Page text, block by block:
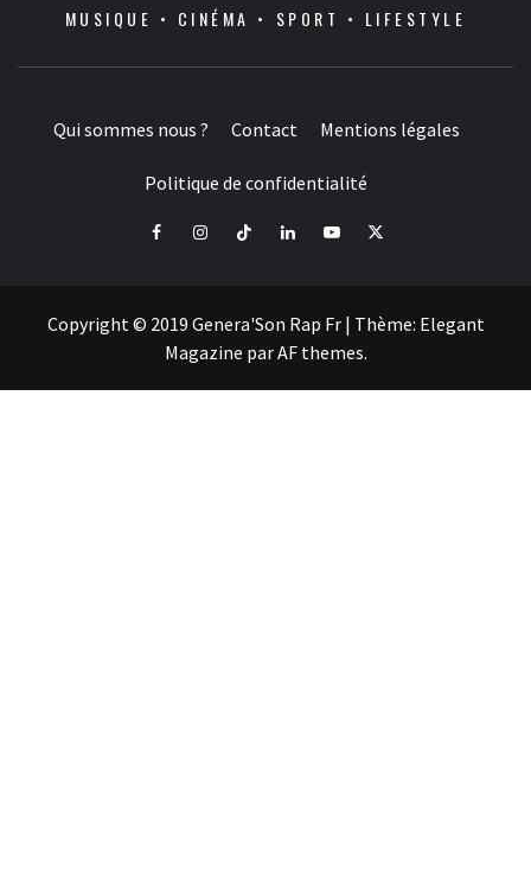
MUSIQUE • CINÉMA • SPORT • LIFESTYLE
Qui sommes nous ? Contact Mentions légales
Politique de confidentialité
FacebookInstagramTiktok LinkedInYoutube
X
Copyright © 2019 Genera'Son Rap Fr | Thème: Elegant
Magazine parAF themes.